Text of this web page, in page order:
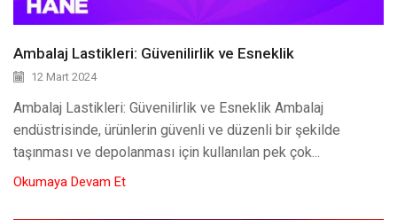
Ambalaj Lastikleri: Güvenilirlik ve Esneklik
12 Mart 2024
Ambalaj Lastikleri: Güvenilirlik ve Esneklik Ambalaj
endüstrisinde, ürünlerin güvenli ve düzenli bir şekilde
taşınması ve depolanması için kullanılan pek çok...
Okumaya Devam Et